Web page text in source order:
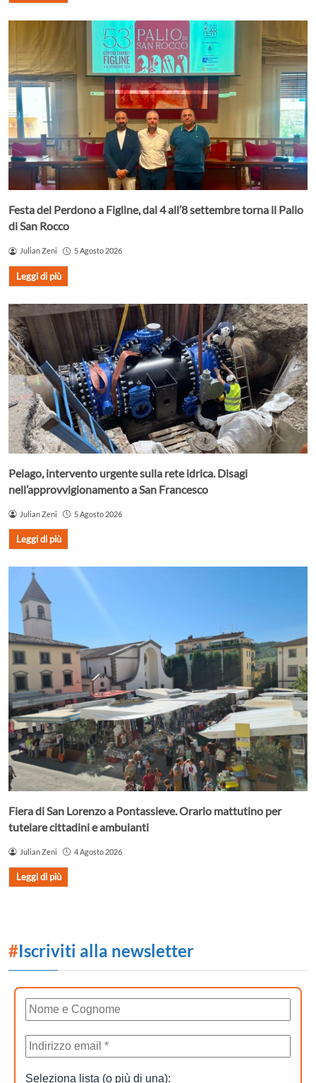
Festa del Perdono a Figline, dal 4 all’8 settembre torna il Palio
di San Rocco
Julian Zeni 5 Agosto 2026
Leggi di più
Pelago, intervento urgente sulla rete idrica. Disagi
nell’approvvigionamento a San Francesco
Julian Zeni 5 Agosto 2026
Leggi di più
Fiera di San Lorenzo a Pontassieve. Orario mattutino per
tutelare cittadini e ambulanti
Julian Zeni 4 Agosto 2026
Leggi di più
#Iscriviti alla newsletter